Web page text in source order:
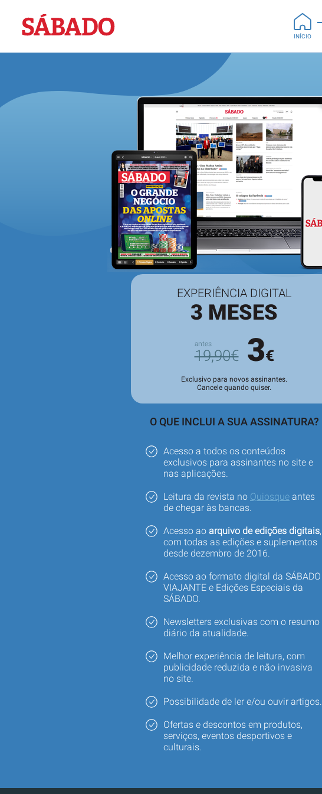
Sábado
INÍCIO
EXPERIÊNCIA DIGITAL
3 MESES
19,90€ 3€
Exclusivo para novos assinantes.
Cancele quando quiser.
O QUE INCLUI A SUA ASSINATURA?
Acesso a todos os conteúdos
exclusivos para assinantes no site e
nas aplicações.
Leitura da revista no Quiosque antes
de chegar às bancas.
Acesso ao arquivo de edições digitais,
com todas as edições e suplementos
desde dezembro de 2016.
Acesso ao formato digital da SÁBADO
VIAJANTE e Edições Especiais da
SÁBADO.
Newsletters exclusivas com o resumo
diário da atualidade.
Melhor experiência de leitura, com
publicidade reduzida e não invasiva
no site.
Possibilidade de ler e/ou ouvir artigos.
Ofertas e descontos em produtos,
serviços, eventos desportivos e
culturais.